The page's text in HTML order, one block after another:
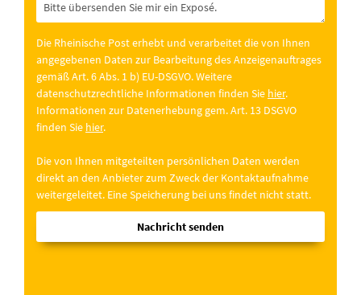
Die Rheinische Post erhebt und verarbeitet die von Ihnen
angegebenen Daten zur Bearbeitung des Anzeigenauftrages
gemäß Art. 6 Abs. 1 b) EU-DSGVO. Weitere
datenschutzrechtliche Informationen finden Sie hier.
Informationen zur Datenerhebung gem. Art. 13 DSGVO
finden Sie hier.
Die von Ihnen mitgeteilten persönlichen Daten werden
direkt an den Anbieter zum Zweck der Kontaktaufnahme
weitergeleitet. Eine Speicherung bei uns findet nicht statt.
Nachricht senden